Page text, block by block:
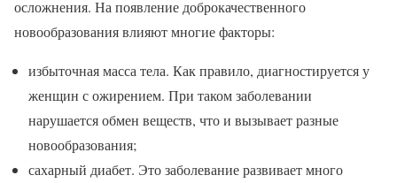
осложнения. На появление доброкачественного
новообразования влияют многие факторы:
избыточная масса тела. Как правило, диагностируется у
женщин с ожирением. При таком заболевании
нарушается обмен веществ, что и вызывает разные
новообразования;
сахарный диабет. Это заболевание развивает много